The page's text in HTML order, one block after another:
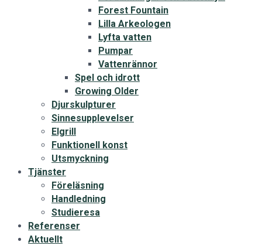
Forest Fountain
Lilla Arkeologen
Lyfta vatten
Pumpar
Vattenrännor
Spel och idrott
Growing Older
Djurskulpturer
Sinnesupplevelser
Elgrill
Funktionell konst
Utsmyckning
Tjänster
Föreläsning
Handledning
Studieresa
Referenser
Aktuellt